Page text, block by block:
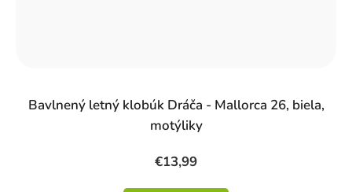
Bavlnený letný klobúk Dráča - Mallorca 26, biela,
motýliky
€13,99